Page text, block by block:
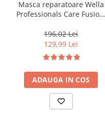
Masca reparatoare Wella
Professionals Care Fusion,
196,02 Lei
129,99 Lei
ADAUGA IN COS